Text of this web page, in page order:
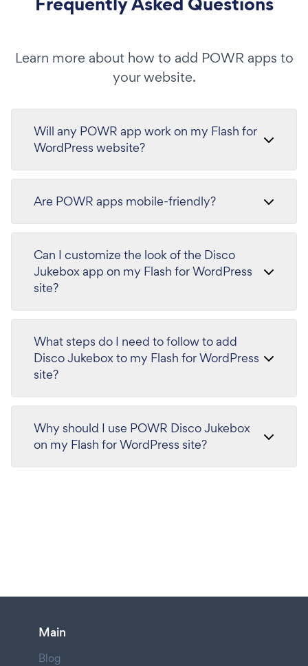
Learn more about how to add POWR apps to
your website.
Will any POWR app work on my Flash for
WordPress website?
Are POWR apps mobile-friendly?
Can I customize the look of the Disco
Jukebox app on my Flash for WordPress
site?
What steps do I need to follow to add
Disco Jukebox to my Flash for WordPress
site?
Why should I use POWR Disco Jukebox
on my Flash for WordPress site?
Main
Blog